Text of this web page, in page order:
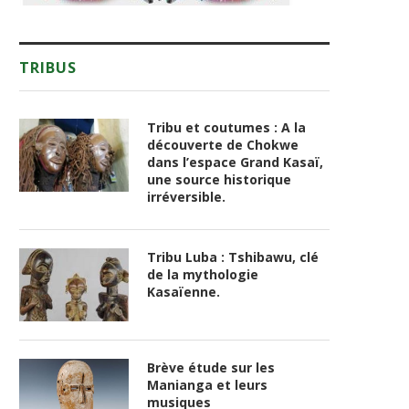
TRIBUS
Tribu et coutumes : A la
découverte de Chokwe
dans l’espace Grand Kasaï,
une source historique
irréversible.
Tribu Luba : Tshibawu, clé
de la mythologie
Kasaïenne.
Brève étude sur les
Manianga et leurs
musiques